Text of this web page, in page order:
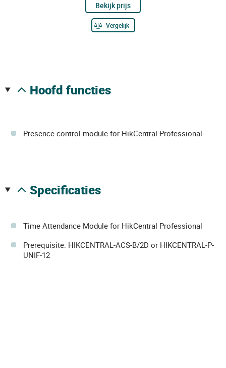
Bekijk prijs
Vergelijk
hoofd functies
Presence control module for HikCentral Professional
specificaties
Time Attendance Module for HikCentral Professional
Prerequisite: HIKCENTRAL-ACS-B/2D or HIKCENTRAL-P-
UNIF-12